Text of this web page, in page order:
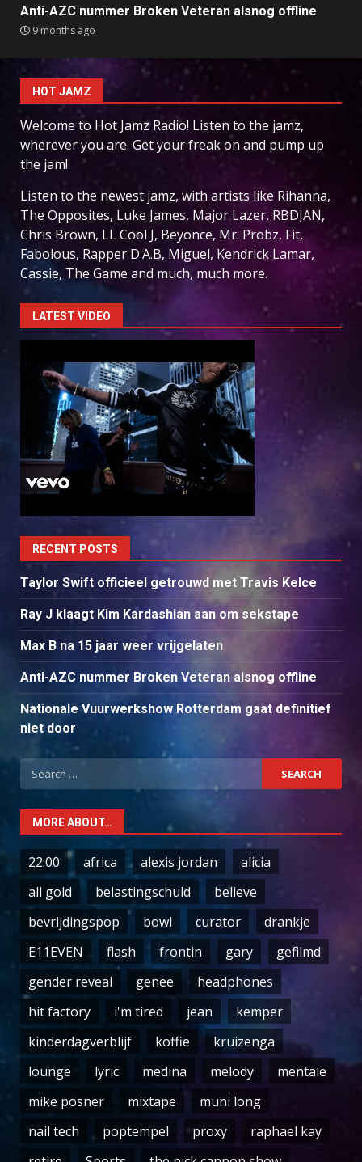
Anti-AZC nummer Broken Veteran alsnog offline
9 months ago
HOT JAMZ
Welcome to Hot Jamz Radio! Listen to the jamz,
wherever you are. Get your freak on and pump up
the jam!
Listen to the newest jamz, with artists like Rihanna,
The Opposites, Luke James, Major Lazer, RBDJAN,
Chris Brown, LL Cool J, Beyonce, Mr. Probz, Fit,
Fabolous, Rapper D.A.B, Miguel, Kendrick Lamar,
Cassie, The Game and much, much more.
LATEST VIDEO
RECENT POSTS
Taylor Swift officieel getrouwd met Travis Kelce
Ray J klaagt Kim Kardashian aan om sekstape
Max B na 15 jaar weer vrijgelaten
Anti-AZC nummer Broken Veteran alsnog offline
Nationale Vuurwerkshow Rotterdam gaat definitief
niet door
Search
for:
MORE ABOUT…
22:00 africa alexis jordan
alicia
all gold
belastingschuld
believe
bevrijdingspop
bowl curator
drankje
E11EVEN
flash frontin gary
gefilmd
gender reveal
genee
headphones
hit factory
i'm tired jean
kemper
kinderdagverblijf
koffie
kruizenga
lounge
lyric medina melody
mentale
mike posner
mixtape
muni long
nail tech
poptempel proxy
raphael kay